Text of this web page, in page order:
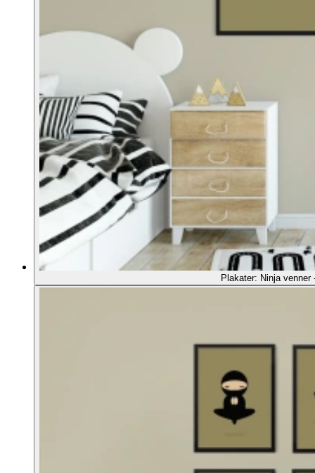
Plakater: Ninja venner